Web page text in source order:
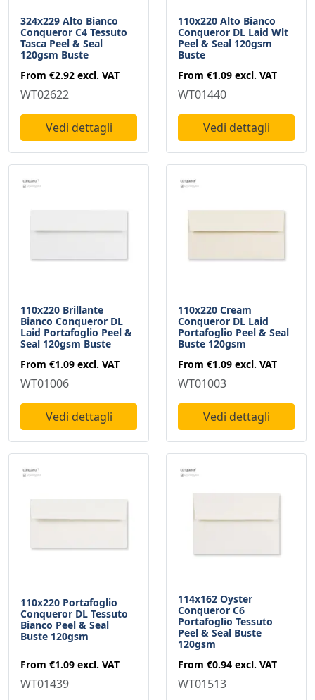
324x229 Alto Bianco
Conqueror C4 Tessuto
Tasca Peel & Seal
120gsm Buste
From €2.92 excl. VAT
WT02622
Vedi dettagli
110x220 Alto Bianco
Conqueror DL Laid Wlt
Peel & Seal 120gsm
Buste
From €1.09 excl. VAT
WT01440
Vedi dettagli
110x220 Brillante
Bianco Conqueror DL
Laid Portafoglio Peel &
Seal 120gsm Buste
From €1.09 excl. VAT
WT01006
Vedi dettagli
110x220 Cream
Conqueror DL Laid
Portafoglio Peel & Seal
Buste 120gsm
From €1.09 excl. VAT
WT01003
Vedi dettagli
110x220 Portafoglio
Conqueror DL Tessuto
Bianco Peel & Seal
Buste 120gsm
From €1.09 excl. VAT
WT01439
114x162 Oyster
Conqueror C6
Portafoglio Tessuto
Peel & Seal Buste
120gsm
From €0.94 excl. VAT
WT01513